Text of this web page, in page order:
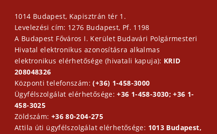
1014 Budapest, Kapisztrán tér 1.
Levelezési cím: 1276 Budapest, Pf. 1198
A Budapest Főváros I. Kerület Budavári Polgármesteri
Hivatal elektronikus azonosításra alkalmas
elektronikus elérhetősége (hivatali kapuja): KRID
208048326
Központi telefonszám:(+36) 1-458-3000
Ügyfélszolgálat elérhetősége:+36 1-458-3030; +36 1-
458-3025
Zöldszám: +36 80-204-275
Attila úti ügyfélszolgálat elérhetősége: 1013 Budapest,